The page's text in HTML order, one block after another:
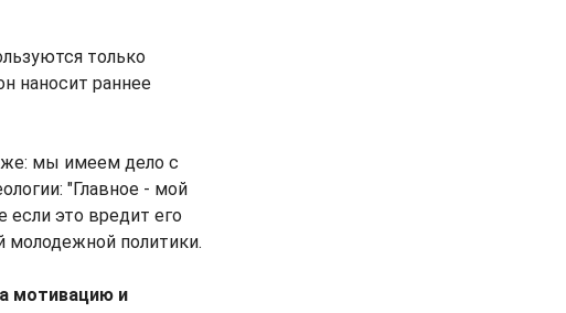
только
наносит раннее
мы имеем дело с
"Главное - мой
если это вредит его
молодежной политики.
мотивацию и